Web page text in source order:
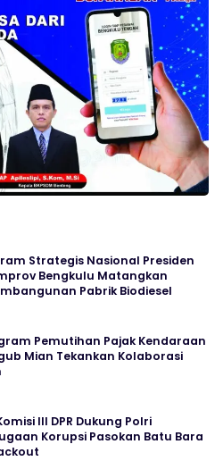
Strategis Nasional Presiden
Bengkulu Matangkan
Pabrik Biodiesel
Pemutihan Pajak Kendaraan
Mian Tekankan Kolaborasi
III DPR Dukung Polri
Korupsi Pasokan Batu Bara